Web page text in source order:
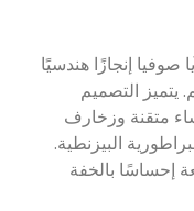
صوفيا إنجازًا هندسيًا
يتميز التصميم
متقنة وزخارف
البيزنطية.
إحساسًا بالخفة